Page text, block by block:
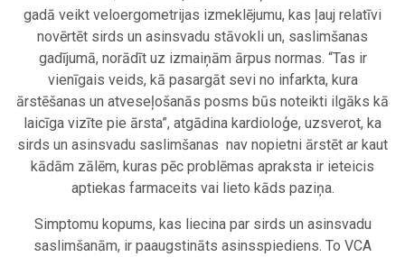
gadā veikt veloergometrijas izmeklējumu, kas ļauj relatīvi
novērtēt sirds un asinsvadu stāvokli un, saslimšanas
gadījumā, norādīt uz izmaiņām ārpus normas. “Tas ir
vienīgais veids, kā pasargāt sevi no infarkta, kura
ārstēšanas un atveseļošanās posms būs noteikti ilgāks kā
laicīga vizīte pie ārsta”, atgādina kardioloģe, uzsverot, ka
sirds un asinsvadu saslimšanas nav nopietni ārstēt ar kaut
kādām zālēm, kuras pēc problēmas apraksta ir ieteicis
aptiekas farmaceits vai lieto kāds paziņa.
Simptomu kopums, kas liecina par sirds un asinsvadu
saslimšanām, ir paaugstināts asinsspiediens. To VCA